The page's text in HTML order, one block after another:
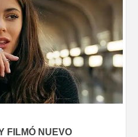
FILMÓ NUEVO